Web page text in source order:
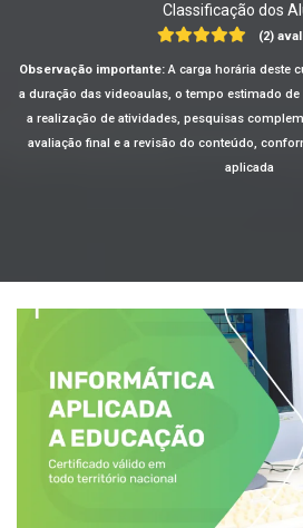
Classificação dos
(2)
Observação importante:A carga horária deste
a duração das videoaulas, o tempo estimado
a realização de atividades, pesquisas
avaliação final e a revisão do conteúdo,
aplicada